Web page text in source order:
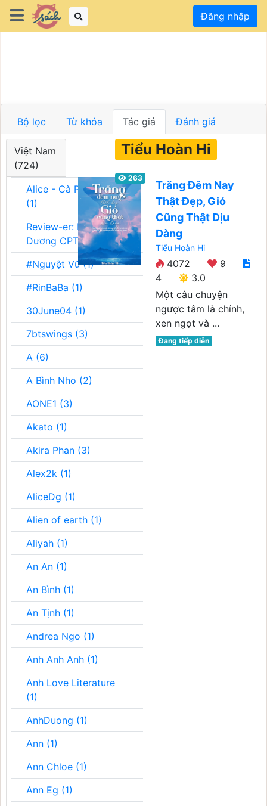
Đăng nhập
Bộ lọc Từ khóa Tác giả Đánh giá
Việt Nam
(724)
Alice - Cà Phê Team
(1)
Review-er: Dương
Dương CPT (1)
#Nguyệt Vũ (1)
#RinBaBa (1)
30June04 (1)
7btswings (3)
A (6)
A Bình Nho (2)
AONE1 (3)
Akato (1)
Akira Phan (3)
Alex2k (1)
AliceDg (1)
Alien of earth (1)
Aliyah (1)
An An (1)
An Bình (1)
An Tịnh (1)
Andrea Ngo (1)
Anh Anh Anh (1)
Anh Love Literature
(1)
AnhDuong (1)
Ann (1)
Ann Chloe (1)
Ann Eg (1)
Tiểu Hoàn Hi
263
Trăng Đêm Nay
Thật Đẹp, Gió
Cũng Thật Dịu
Dàng
Tiểu Hoàn Hi
4072
9
4
3.0
Một câu chuyện
ngược tâm là chính,
xen ngọt và ...
Đang tiếp diễn